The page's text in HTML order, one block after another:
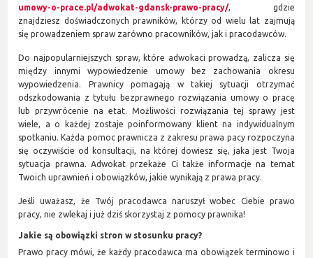
umowy-o-prace.pl/adwokat-gdansk-prawo-pracy/, gdzie
znajdziesz doświadczonych prawników, którzy od wielu lat zajmują
się prowadzeniem spraw zarówno pracowników, jak i pracodawców.
Do najpopularniejszych spraw, które adwokaci prowadzą, zalicza się
między innymi wypowiedzenie umowy bez zachowania okresu
wypowiedzenia. Prawnicy pomagają w takiej sytuacji otrzymać
odszkodowania z tytułu bezprawnego rozwiązania umowy o pracę
lub przywrócenie na etat. Możliwości rozwiązania tej sprawy jest
wiele, a o każdej zostaje poinformowany klient na indywidualnym
spotkaniu. Każda pomoc prawnicza z zakresu prawa pacy rozpoczyna
się oczywiście od konsultacji, na której dowiesz się, jaka jest Twoja
sytuacja prawna. Adwokat przekaże Ci także informacje na temat
Twoich uprawnień i obowiązków, jakie wynikają z prawa pracy.
Jeśli uważasz, że Twój pracodawca naruszył wobec Ciebie prawo
pracy, nie zwlekaj i już dziś skorzystaj z pomocy prawnika!
Jakie są obowiązki stron w stosunku pracy?
Prawo pracy mówi, że każdy pracodawca ma obowiązek terminowo i